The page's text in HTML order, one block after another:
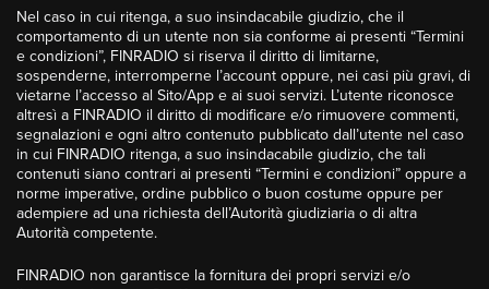
Nel caso in cui ritenga, a suo insindacabile giudizio, che il
comportamento di un utente non sia conforme ai presenti “Termini
e condizioni”, FINRADIO si riserva il diritto di limitarne,
sospenderne, interromperne l’account oppure, nei casi più gravi, di
vietarne l’accesso al Sito/App e ai suoi servizi. L’utente riconosce
altresì a FINRADIO il diritto di modificare e/o rimuovere commenti,
segnalazioni e ogni altro contenuto pubblicato dall’utente nel caso
in cui FINRADIO ritenga, a suo insindacabile giudizio, che tali
contenuti siano contrari ai presenti “Termini e condizioni” oppure a
norme imperative, ordine pubblico o buon costume oppure per
adempiere ad una richiesta dell’Autorità giudiziaria o di altra
Autorità competente.
FINRADIO non garantisce la fornitura dei propri servizi e/o